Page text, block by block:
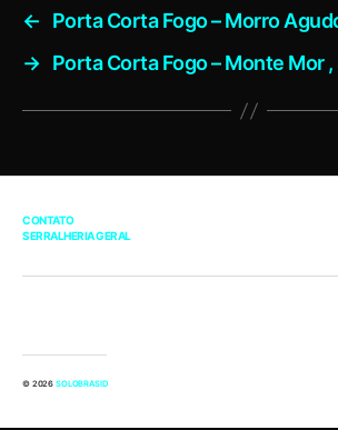
←
Porta Corta Fogo – Morro
→ Porta Corta Fogo – Monte Mor ,
CONTATO
SERRALHERIA GERAL
© 2026 SOLOBRASID